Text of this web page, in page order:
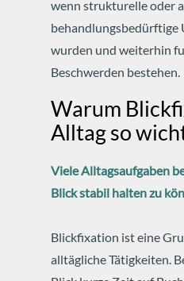
wenn strukturelle oder
behandlungsbedürftige
wurden und weiterhin
Beschwerden bestehen.
Warum
Alltag so
Viele Alltagsaufgaben
Blick stabil halten zu
Blickfixation ist eine
alltägliche Tätigkeiten.